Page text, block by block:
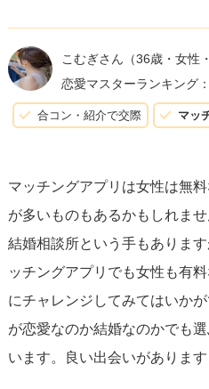
こむぎさん （36歳・女性
恋愛マスターランキング：
合コン・紹介で交際 マッ
マッチングアプリは女性は無
が多いものもあるかもしれませ
結婚相談所という手もありま
ッチングアプリでも女性も有
にチャレンジしてみてはいか
が恋愛なのか結婚なのかでも
います。良い出会いがありま